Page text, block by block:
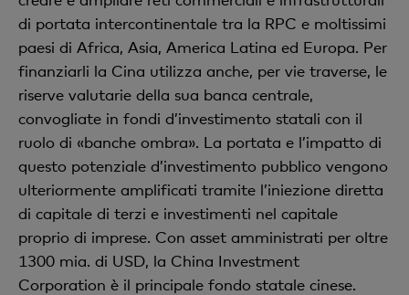
di portata intercontinentale tra la RPC e moltissimi
paesi di Africa, Asia, America Latina ed Europa. Per
finanziarli la Cina utilizza anche, per vie traverse, le
riserve valutarie della sua banca centrale,
convogliate in fondi d’investimento statali con il
ruolo di «banche ombra». La portata e l’impatto di
questo potenziale d’investimento pubblico vengono
ulteriormente amplificati tramite l’iniezione diretta
di capitale di terzi e investimenti nel capitale
proprio di imprese. Con asset amministrati per oltre
1300 mia. di USD, la China Investment
Corporation è il principale fondo statale cinese.